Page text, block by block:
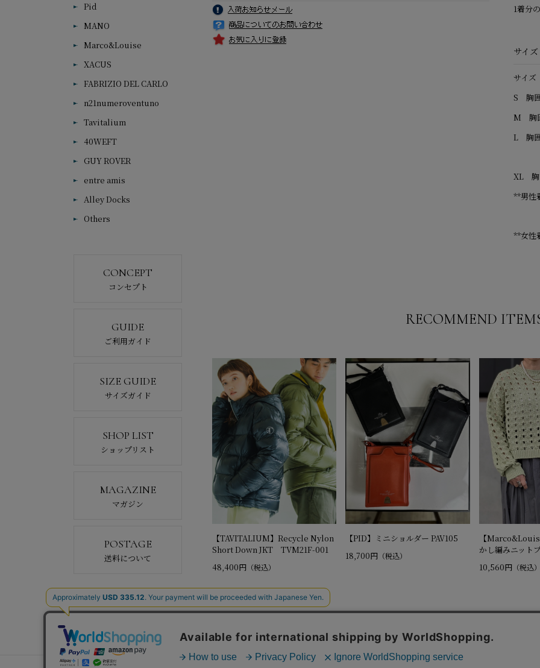
Pid
MANO
Marco&Louise
XACUS
FABRIZIO DEL CARLO
n21numeroventuno
Tavitalium
40WEFT
GUY ROVER
entre amis
Alley Docks
Others
CONCEPT
コンセプト
GUIDE
ご利用ガイド
SIZE GUIDE
サイズガイド
SHOP LIST
ショップリスト
MAGAZINE
マガジン
POSTAGE
送料について
1着分
サイズ
サイズ
S 胸
M 胸
L 胸
XL 胸
**男性
**女性
RECOMMEND
【TAVITALIUM】Recycle Nylon
Short Down JKT TVM21F-001
48,400円 （税込）
【PID】ミニショルダー PAV105
18,700円 （税込）
【
かし編みニット
10,560円（税込